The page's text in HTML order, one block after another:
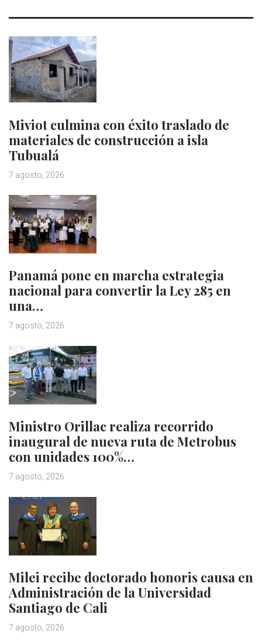
Miviot culmina con éxito traslado de
materiales de construcción a isla
Tubualá
7 agosto, 2026
Panamá pone en marcha estrategia
nacional para convertir la Ley 285 en
una…
7 agosto, 2026
Ministro Orillac realiza recorrido
inaugural de nueva ruta de Metrobus
con unidades 100%…
7 agosto, 2026
Milei recibe doctorado honoris causa en
Administración de la Universidad
Santiago de Cali
7 agosto, 2026